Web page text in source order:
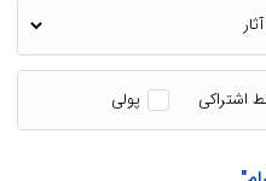
اشتراکی پولی